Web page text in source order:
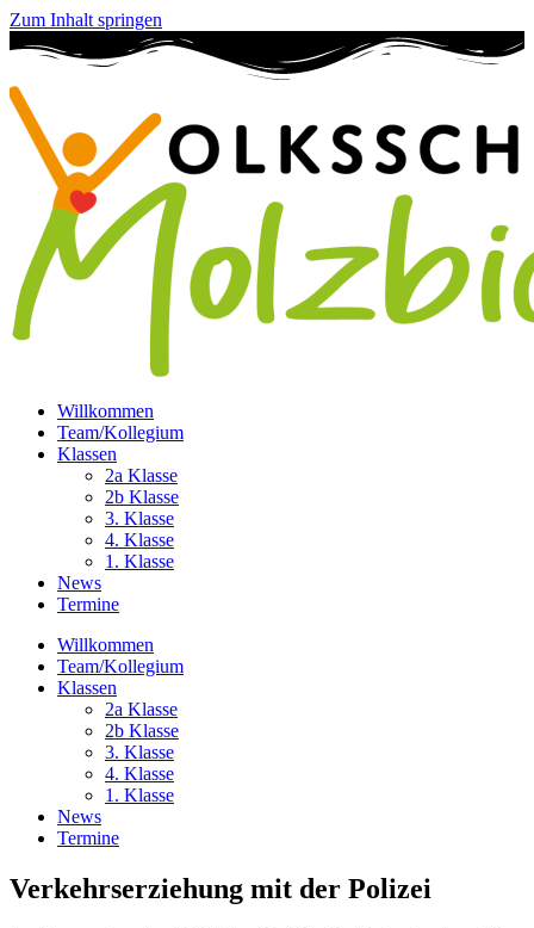
Zum Inhalt springen
Willkommen
Team/Kollegium
Klassen
2a Klasse
2b Klasse
3. Klasse
4. Klasse
1. Klasse
News
Termine
Willkommen
Team/Kollegium
Klassen
2a Klasse
2b Klasse
3. Klasse
4. Klasse
1. Klasse
News
Termine
Verkehrserziehung mit der Polizei